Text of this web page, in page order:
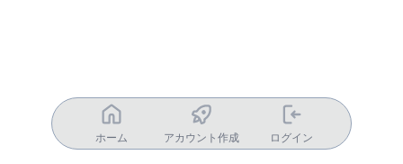
ホーム アカウント作成 ログイン